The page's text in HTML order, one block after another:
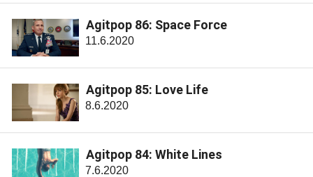
Agitpop 86: Space Force
11.6.2020
Agitpop 85: Love Life
8.6.2020
Agitpop 84: White Lines
7.6.2020